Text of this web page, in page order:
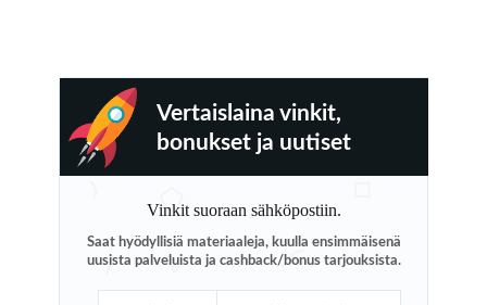
Vertaislaina vinkit,
bonukset ja uutiset
Vinkit suoraan sähköpostiin.
Saat hyödyllisiä materiaaleja, kuulla ensimmäisenä
uusista palveluista ja cashback/bonus tarjouksista.